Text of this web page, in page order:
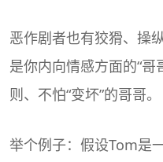
恶作剧者也有狡猾、操
是你内向情感方面的“
则、不怕“变坏”的哥哥。
举个例子：假设Tom是